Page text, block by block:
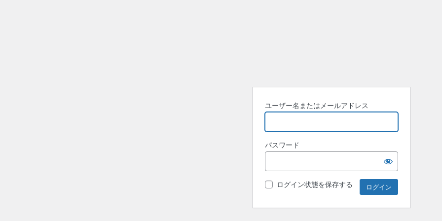
ユーザー名またはメールアドレス
パスワード
ログイン状態を保存する